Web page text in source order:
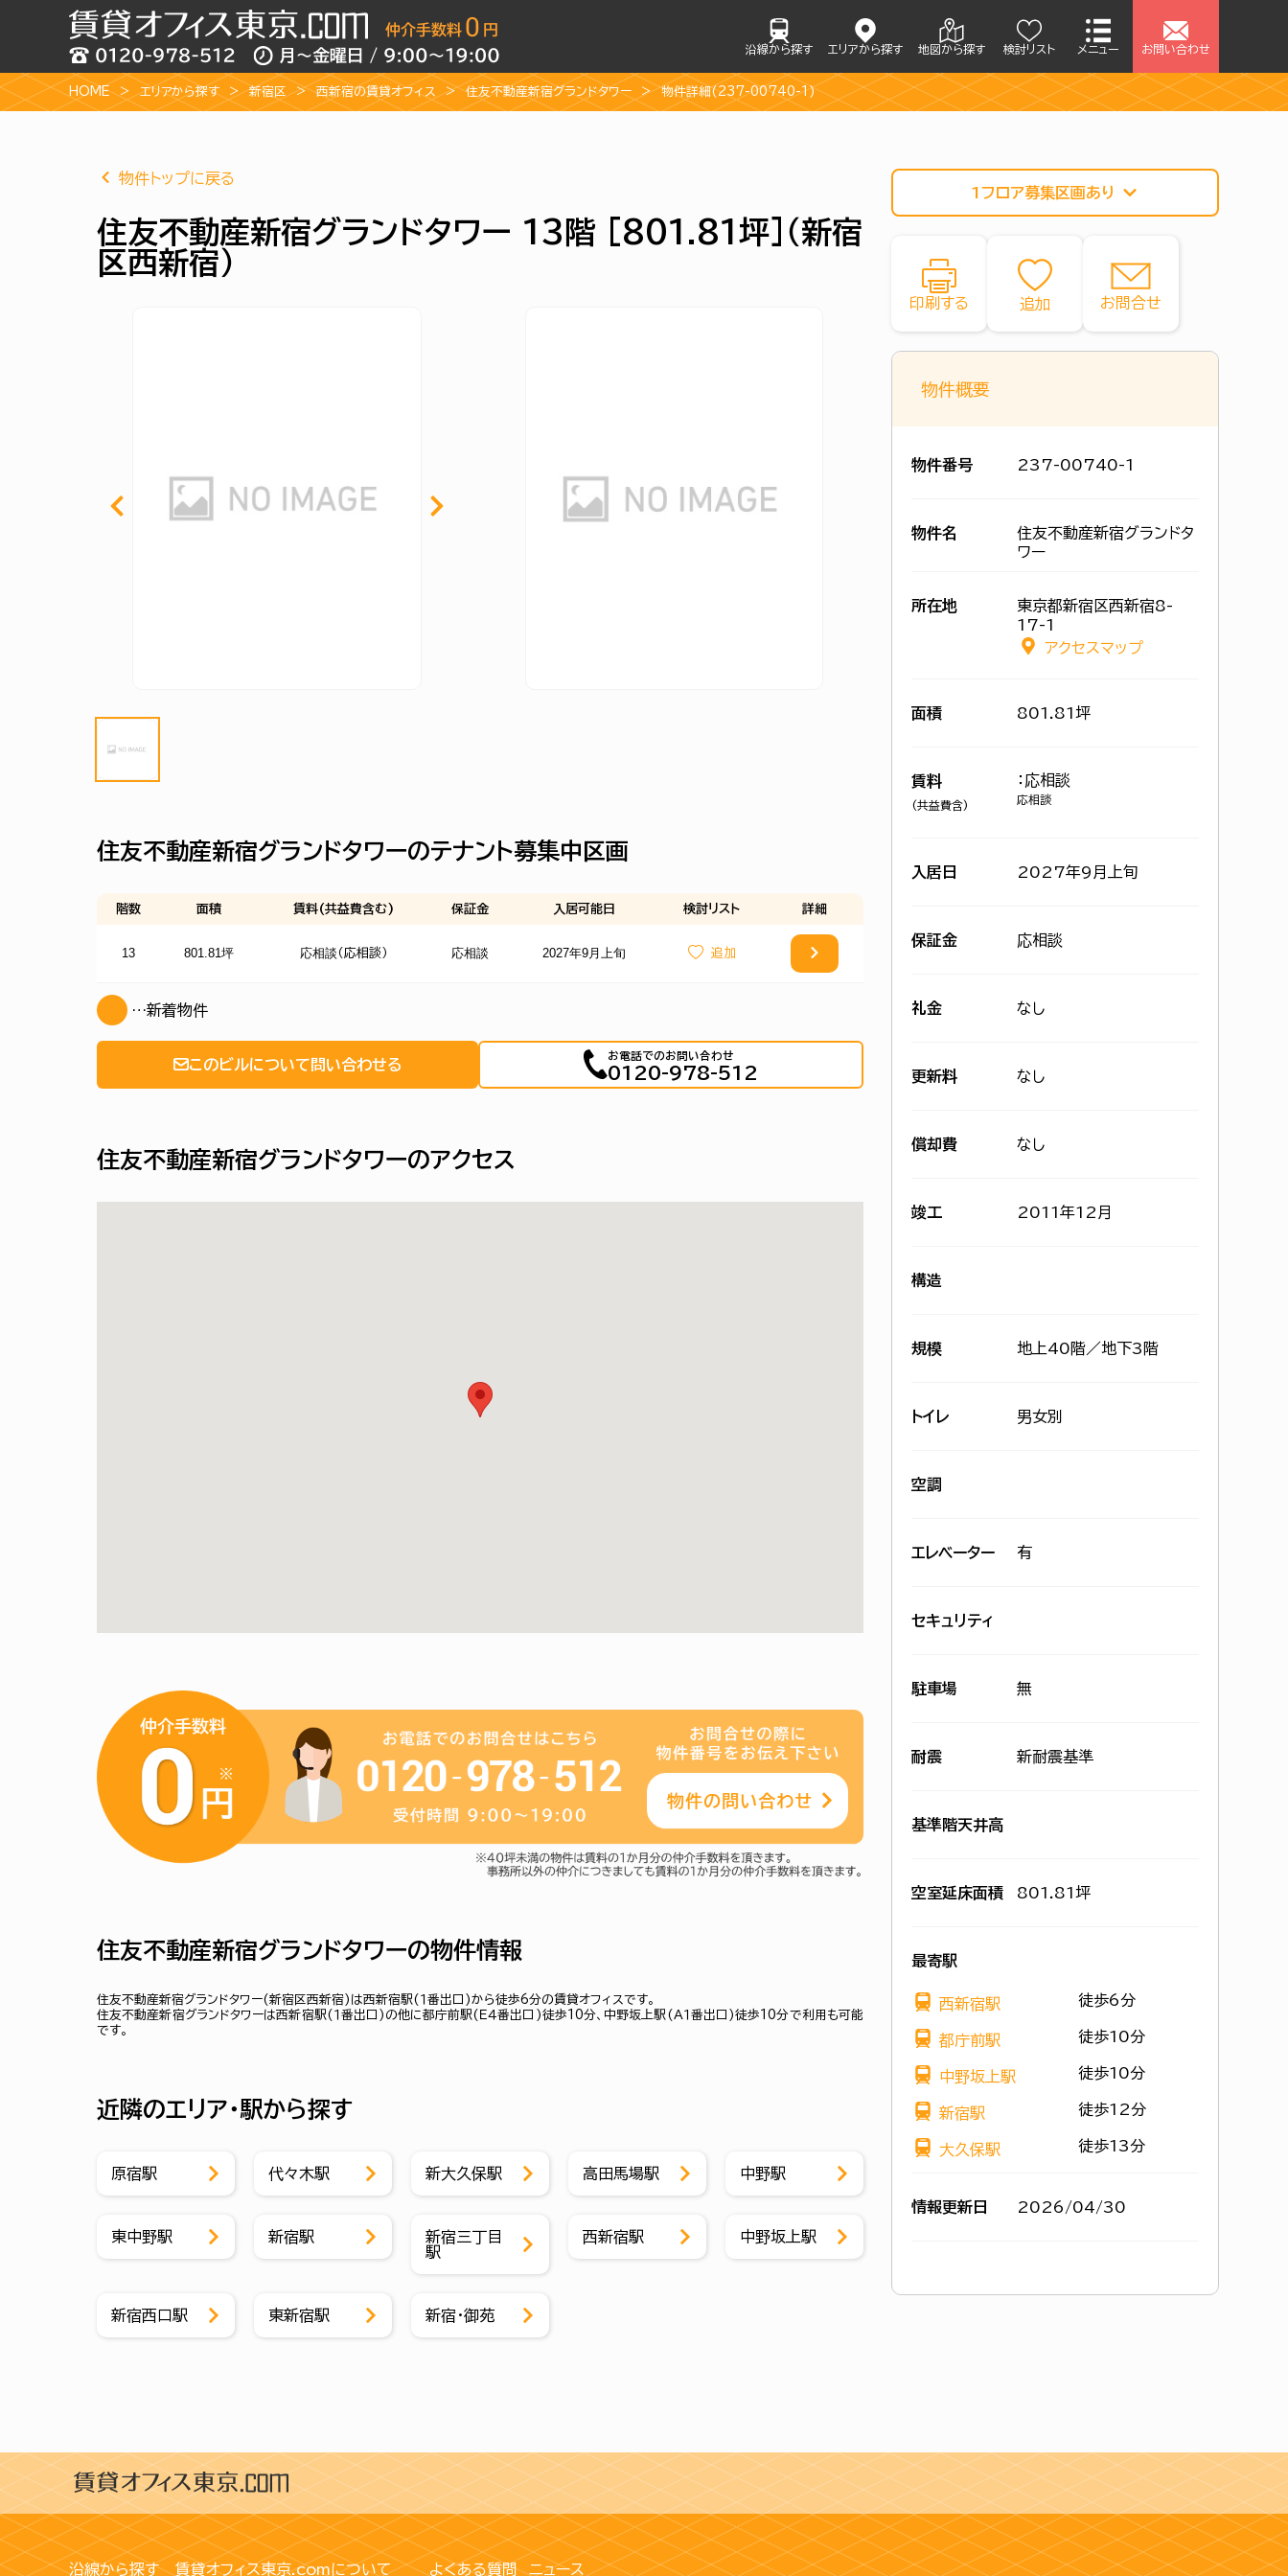
沿線から探す エリアから探す 地図から探す 検討リスト メニュー お問い合わせ
HOME エリアから探す 新宿区 西新宿の賃貸オフィス 住友不動産新宿グランドタワー 物件詳細(237-00740-1)
物件トップに戻る
住友不動産新宿グランドタワー 13階 [801.81坪]（新宿
区西新宿）
住友不動産新宿グランドタワーのテナント募集中区画
階数 面積 賃料(共益費含む) 保証金 入居可能日 検討リスト 詳細
13 801.81坪 応相談 （応相談） 応相談 2027年9月上旬
…新着物件
このビルについて問い合わせる
お電話でのお問い合わせ
0120-978-512
住友不動産新宿グランドタワーのアクセス
住友不動産新宿グランドタワーの物件情報
住友不動産新宿グランドタワー(新宿区西新宿)は西新宿駅(１番出口)から徒歩6分の賃貸オフィスです。
住友不動産新宿グランドタワーは西新宿駅(１番出口)の他に都庁前駅(Ｅ４番出口)徒歩10分、中野坂上駅(Ａ１番出口)徒歩10分で利用も可能
です。
近隣のエリア・駅から探す
原宿駅 代々木駅 新大久保駅 高田馬場駅 中野駅
東中野駅 新宿駅
新宿三丁目
駅
西新宿駅 中野坂上駅
新宿西口駅 東新宿駅 新宿・御苑
1フロア募集区画あり
印刷する お問合せ
物件概要
物件番号 237-00740-1
物件名
住友不動産新宿グランドタ
ワー
所在地
東京都新宿区西新宿8-
17-1
アクセスマップ
面積 801.81坪
賃料
(共益費含)
：応相談
応相談
入居日 2027年9月上旬
保証金 応相談
礼金 なし
更新料 なし
償却費 なし
竣工 2011年12月
構造
規模 地上40階／地下3階
トイレ 男女別
空調
エレベーター 有
セキュリティ
駐車場 無
耐震 新耐震基準
基準階天井高
空室延床面積 801.81坪
最寄駅
西新宿駅 徒歩6分
都庁前駅 徒歩10分
中野坂上駅 徒歩10分
新宿駅 徒歩12分
大久保駅 徒歩13分
情報更新日 2026/04/30
沿線から探す 賃貸オフィス東京.comについて よくある質問 ニュース